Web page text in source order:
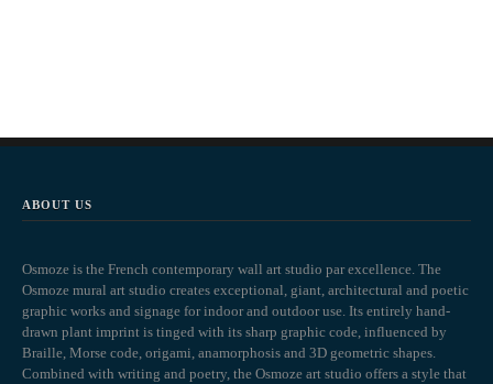
ABOUT US
Osmoze is the French contemporary wall art studio par excellence. The
Osmoze mural art studio creates exceptional, giant, architectural and poetic
graphic works and signage for indoor and outdoor use. Its entirely hand-
drawn plant imprint is tinged with its sharp graphic code, influenced by
Braille, Morse code, origami, anamorphosis and 3D geometric shapes.
Combined with writing and poetry, the Osmoze art studio offers a style that